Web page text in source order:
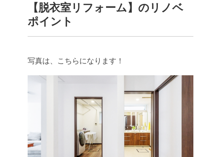
【脱衣室リフォーム】のリノベ
ポイント
写真は、こちらになります！